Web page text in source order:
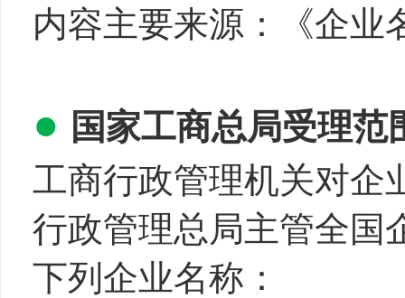
内容主要来源：《企业
● 国家工商总局受理范
工商行政管理机关对企
行政管理总局主管全国
下列企业名称：